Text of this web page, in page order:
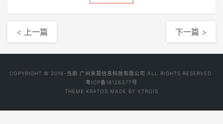
< 上一篇 下一篇 >
COPYRIGHT © 2016-当前 广州米慧信息科技有限公司 ALL RIGHTS RESERVED.
粤ICP备18126377号
THEME KRATOS MADE BY VTROIS